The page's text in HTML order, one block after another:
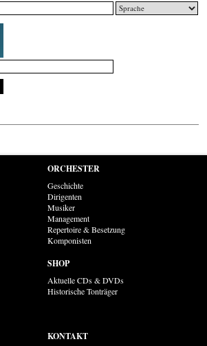
ORCHESTER
Geschichte
Dirigenten
Musiker
Management
Repertoire & Besetzung
Komponisten
SHOP
Aktuelle CDs & DVDs
Historische Tonträger
KONTAKT